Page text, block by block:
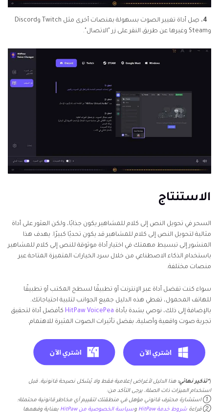
4.
صِل أداة تغيير الصوت بسهولة بمنصات أخرى مثل Twitch وDiscord
وSteam وغيرها عن طريق النقر على زر "الاتصال".
الاستنتاج
السحر في تحويل النص إلى كلام للمشاهير يكون جذابًا، ولكن العثور على أداة
مثالية لتحويل النص إلى كلام للمشاهير قد يكون تحديًا كبيرًا. يهدف هذا
المنشور إلى تبسيط مهمتك في اختيار أداة موثوقة للنص إلى كلام للمشاهير
باستخدام الذكاء الاصطناعي من خلال سرد الخيارات المتميزة المتاحة عبر
منصات مختلفة.
سواء كنت تفضل أداة عبر الإنترنت أو تطبيقًا لسطح المكتب أو تطبيقًا
للهاتف المحمول، تغطي هذه الدليل جميع الجوانب لتلبية احتياجاتك.
بالإضافة إلى ذلك، نوصي بشدة بأداة HitPaw VoicePea كأفضل أداة لتحقيق
تجربة صوت واقعية وأصلية، بفضل تأثيرات الصوت المثيرة للاهتمام.
(*تذكير نهائي: هذا الدليل لأغراض إعلامية فقط ولا يُشكل نصيحة قانونية. قبل
استخدام الميزات ذات الصلة، يرجى التأكد من:
① استشارة محترف قانوني مؤهل في منطقتك لتقييم أي مخاطر قانونية محتملة؛
② قراءة شروط خدمة HitPaw وسياسة الخصوصية من HitPaw بعناية وفهمها